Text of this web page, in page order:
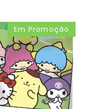
Em Promoção